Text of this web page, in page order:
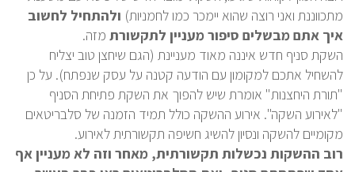
מתכווננת ואני רוצה שהוא יימכר כמו לחמניות) ולהתחיל לחשוב
איך אתם מבשלים סיפור מעניין לתקשורת מזה.
השקת סניף חדש איננה מאוד מעניינת (הגם שיחצן טוב יצליח
להשחיל אתכם למקומון עם הודעה קטנה על עסק שנפתח). על כן
"תורת היחצנות" אומרת שיש להפוך את השקת פתיחת הסניף
"לאירוע השקה". אירוע ההשקה כולל תמיד הזמנה של סלבריטאים
מקומיים להשקה ונסיון להשיג חשיפה תקשורתית לאירוע.
רוב ההשקות נכשלות תקשורתית, מאחר וזה לא מעניין אף